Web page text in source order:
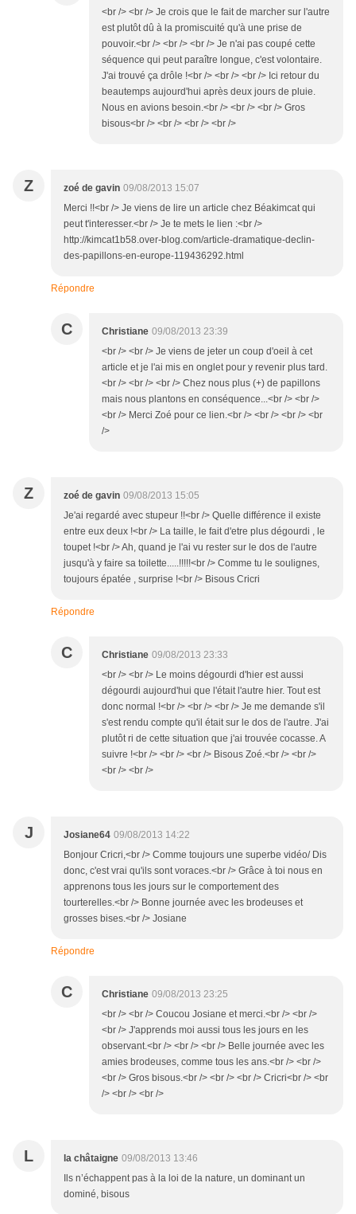
<br /> <br /> Je crois que le fait de marcher sur l'autre
est plutôt dû à la promiscuité qu'à une prise de
pouvoir.<br /> <br /> <br /> Je n'ai pas coupé cette
séquence qui peut paraître longue, c'est volontaire.
J'ai trouvé ça drôle !<br /> <br /> <br /> Ici retour du
beautemps aujourd'hui après deux jours de pluie.
Nous en avions besoin.<br /> <br /> <br /> Gros
bisous<br /> <br /> <br /> <br />
Z zoé de gavin 09/08/2013 15:07
Merci !!<br /> Je viens de lire un article chez Béakimcat qui
peut t'interesser.<br /> Je te mets le lien :<br />
http://kimcat1b58.over-blog.com/article-dramatique-declin-
des-papillons-en-europe-119436292.html
Répondre
C Christiane 09/08/2013 23:39
<br /> <br /> Je viens de jeter un coup d'oeil à cet
article et je l'ai mis en onglet pour y revenir plus tard.
<br /> <br /> <br /> Chez nous plus (+) de papillons
mais nous plantons en conséquence...<br /> <br />
<br /> Merci Zoé pour ce lien.<br /> <br /> <br /> <br
/>
Z zoé de gavin 09/08/2013 15:05
Je'ai regardé avec stupeur !!<br /> Quelle différence il existe
entre eux deux !<br /> La taille, le fait d'etre plus dégourdi , le
toupet !<br /> Ah, quand je l'ai vu rester sur le dos de l'autre
jusqu'à y faire sa toilette.....!!!!!<br /> Comme tu le soulignes,
toujours épatée , surprise !<br /> Bisous Cricri
Répondre
C Christiane 09/08/2013 23:33
<br /> <br /> Le moins dégourdi d'hier est aussi
dégourdi aujourd'hui que l'était l'autre hier. Tout est
donc normal !<br /> <br /> <br /> Je me demande s'il
s'est rendu compte qu'il était sur le dos de l'autre. J'ai
plutôt ri de cette situation que j'ai trouvée cocasse. A
suivre !<br /> <br /> <br /> Bisous Zoé.<br /> <br />
<br /> <br />
J Josiane64 09/08/2013 14:22
Bonjour Cricri,<br /> Comme toujours une superbe vidéo/ Dis
donc, c'est vrai qu'ils sont voraces.<br /> Grâce à toi nous en
apprenons tous les jours sur le comportement des
tourterelles.<br /> Bonne journée avec les brodeuses et
grosses bises.<br /> Josiane
Répondre
C Christiane 09/08/2013 23:25
<br /> <br /> Coucou Josiane et merci.<br /> <br />
<br /> J'apprends moi aussi tous les jours en les
observant.<br /> <br /> <br /> Belle journée avec les
amies brodeuses, comme tous les ans.<br /> <br />
<br /> Gros bisous.<br /> <br /> <br /> Cricri<br /> <br
/> <br /> <br />
L la châtaigne 09/08/2013 13:46
Ils n’échappent pas à la loi de la nature, un dominant un
dominé, bisous